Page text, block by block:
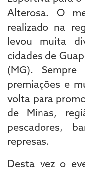
Alterosa. O
realizado na
levou muita
cidades de
(MG). Sempre
premiações e
volta para
de Minas,
pescadores,
represas.
Desta vez o